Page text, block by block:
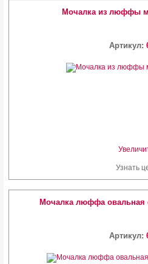
Мочалка из люффы
Артикул:
Узнать
Мочалка люффа овальная
Артикул: